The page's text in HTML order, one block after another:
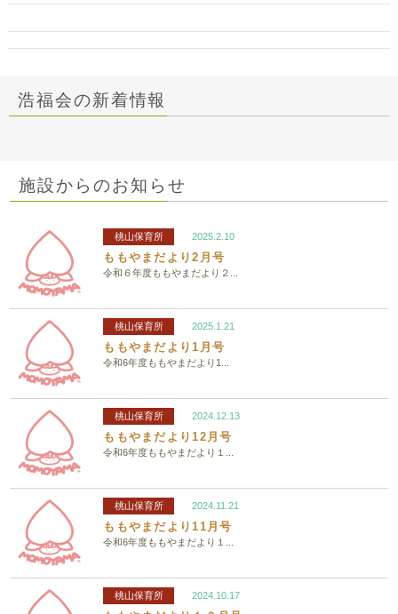
浩福会の新着情報
施設からのお知らせ
桃山保育所 2025.2.10
ももやまだより2月号
令和６年度ももやまだより２...
桃山保育所 2025.1.21
ももやまだより1月号
令和6年度ももやまだより1...
桃山保育所 2024.12.13
ももやまだより12月号
令和6年度ももやまだより１...
桃山保育所 2024.11.21
ももやまだより11月号
令和6年度ももやまだより１...
桃山保育所 2024.10.17